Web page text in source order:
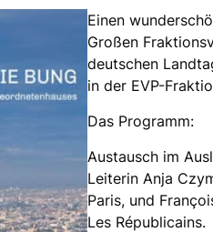
Einen
Großen
deutschen
in der EVP-
Das Programm:
Austausch im
Leiterin Anja
Paris, und
Les Républicains.